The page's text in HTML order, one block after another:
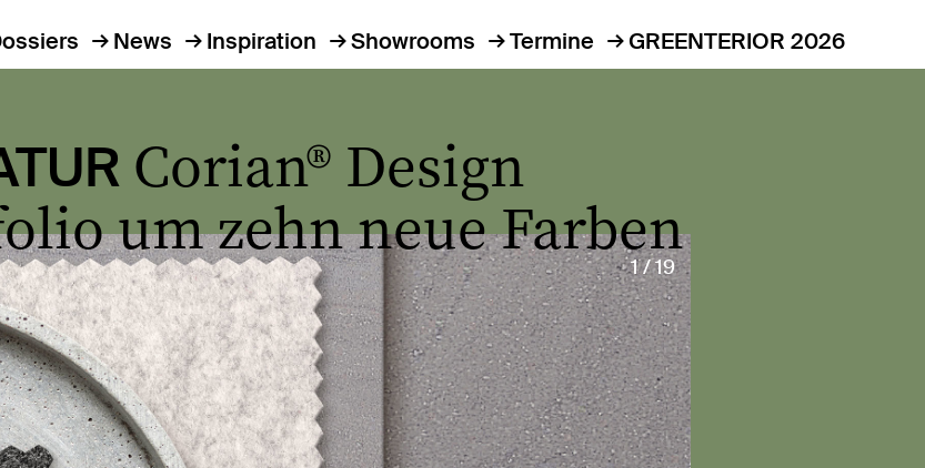
News Inspiration Showrooms Termine GREENTERIOR 2026
Corian® Design
um zehn neue Farben
1 / 19